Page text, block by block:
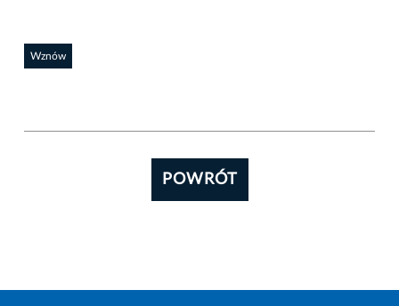
Wznów
POWRÓT